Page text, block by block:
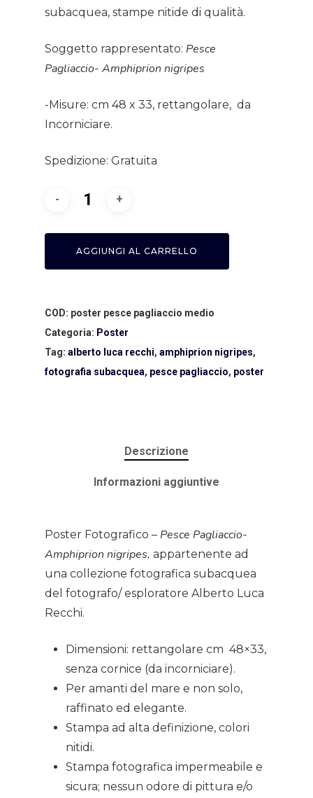
subacquea, stampe nitide di qualità.
Soggetto rappresentato: Pesce
Pagliaccio- Amphiprion nigripes
-Misure: cm 48 x 33, rettangolare, da
Incorniciare.
Spedizione: Gratuita
AGGIUNGI AL CARRELLO
COD: poster pesce pagliaccio medio
Categoria: Poster
Tag: alberto luca recchi, amphiprion nigripes,
fotografia subacquea, pesce pagliaccio, poster
Descrizione
Informazioni aggiuntive
Poster Fotografico – Pesce Pagliaccio-
Amphiprion nigripes, appartenente ad
una collezione fotografica subacquea
del fotografo/ esploratore Alberto Luca
Recchi.
Dimensioni: rettangolare cm 48×33,
senza cornice (da incorniciare).
Per amanti del mare e non solo,
raffinato ed elegante.
Stampa ad alta definizione, colori
nitidi.
Stampa fotografica impermeabile e
sicura; nessun odore di pittura e/o
Home
About AL
News
Gallery
Shop
Contacts